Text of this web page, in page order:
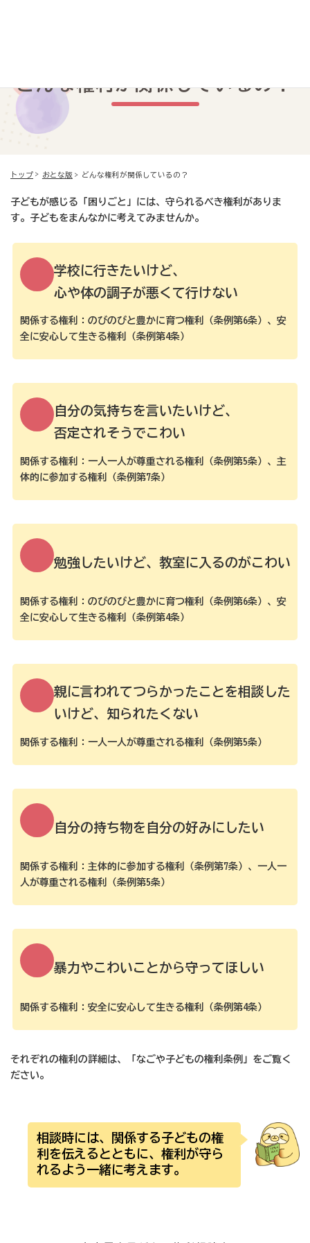
どんな権利が関係しているの？
トップ おとな版 どんな権利が関係しているの？
子どもが感じる「困りごと」には、守られるべき権利がありま
す。子どもをまんなかに考えてみませんか。
学校に行きたいけど、
心や体の調子が悪くて行けない
関係する権利：のびのびと豊かに育つ権利（条例第6条）、安
全に安心して生きる権利（条例第4条）
自分の気持ちを言いたいけど、
否定されそうでこわい
関係する権利：一人一人が尊重される権利（条例第5条）、主
体的に参加する権利（条例第7条）
勉強したいけど、教室に入るのがこわい
関係する権利：のびのびと豊かに育つ権利（条例第6条）、安
全に安心して生きる権利（条例第4条）
親に言われてつらかったことを相談した
いけど、知られたくない
関係する権利：一人一人が尊重される権利（条例第5条）
自分の持ち物を自分の好みにしたい
関係する権利：主体的に参加する権利（条例第7条）、一人一
人が尊重される権利（条例第5条）
暴力やこわいことから守ってほしい
関係する権利：安全に安心して生きる権利（条例第4条）
それぞれの権利の詳細は、「なごや子どもの権利条例」をご覧く
ださい。
相談時には、関係する子どもの権
利を伝えるとともに、権利が守ら
れるよう一緒に考えます。